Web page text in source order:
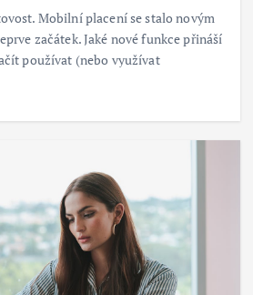
Mobilní placení se stalo novým
začátek. Jaké nové funkce přináší
používat (nebo využívat